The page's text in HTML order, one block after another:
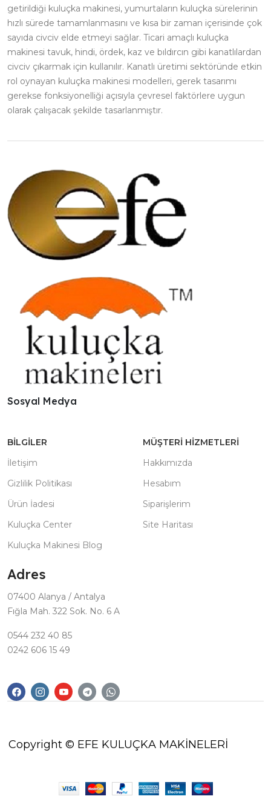
getirildiği kuluçka makinesi, yumurtaların kuluçka sürelerinin
hızlı sürede tamamlanmasını ve kısa bir zaman içerisinde çok
sayıda civciv elde etmeyi sağlar. Ticari amaçlı kuluçka
makinesi tavuk, hindi, ördek, kaz ve bıldırcın gibi kanatlılardan
civciv çıkarmak için kullanılır. Kanatlı üretimi sektöründe etkin
rol oynayan kuluçka makinesi modelleri, gerek tasarımı
gerekse fonksiyonelliği açısıyla çevresel faktörlere uygun
olarak çalışacak şekilde tasarlanmıştır.
Sosyal Medya
BILGILER
İletişim
Gizlilik Politikası
Ürün İadesi
Kuluçka Center
Kuluçka Makinesi Blog
MÜŞTERI HIZMETLERI
Hakkımızda
Hesabım
Siparişlerim
Site Haritası
Adres
07400 Alanya / Antalya
Fığla Mah. 322 Sok. No. 6 A
0544 232 40 85
0242 606 15 49
Copyright © EFE KULUÇKA MAKİNELERİ